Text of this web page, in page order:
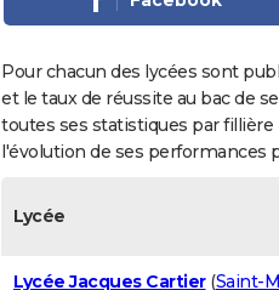
Pour chacun des lycées sont
et le taux de réussite au bac de
toutes ses statistiques par fillière
l'évolution de ses performances
Lycée
Lycée Jacques Cartier(Saint-